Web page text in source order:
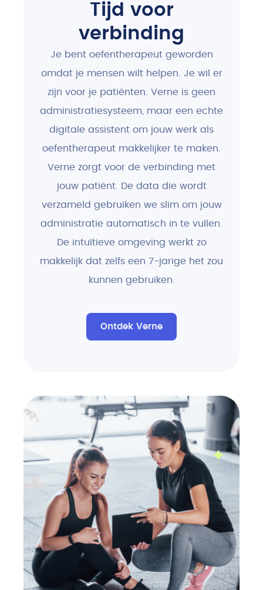
Tijd voor
verbinding
Je bent oefentherapeut geworden
omdat je mensen wilt helpen. Je wil er
zijn voor je patiënten. Verne is geen
administratiesysteem, maar een echte
digitale assistent om jouw werk als
oefentherapeut makkelijker te maken.
Verne zorgt voor de verbinding met
jouw patiënt. De data die wordt
verzameld gebruiken we slim om jouw
administratie automatisch in te vullen.
De intuïtieve omgeving werkt zo
makkelijk dat zelfs een 7-jarige het zou
kunnen gebruiken.
Ontdek Verne